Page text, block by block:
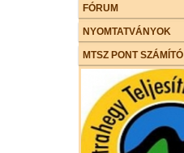
FÓRUM
NYOMTATVÁNYOK
MTSZ PONT SZÁMÍTÓ